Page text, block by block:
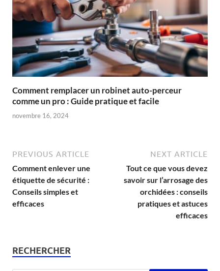
Comment remplacer un robinet auto-perceur
comme un pro : Guide pratique et facile
novembre 16, 2024
PREVIOUS ARTICLE
Comment enlever une
étiquette de sécurité :
Conseils simples et
efficaces
NEXT ARTICLE
Tout ce que vous devez
savoir sur l’arrosage des
orchidées : conseils
pratiques et astuces
efficaces
RECHERCHER